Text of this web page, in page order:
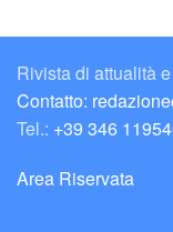
Rivista di attualità
Contatto:
Tel.: +39 346
Area Riservata